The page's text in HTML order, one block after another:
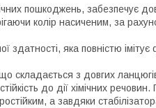
пошкоджень, забезпечує
колір насиченим, за
здатності, яка повністю
складається з довгих
до дії хімічних
а завдяки